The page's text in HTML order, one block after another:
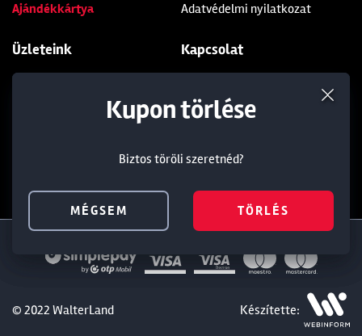
Ajándékkártya
Adatvédelmi nyilatkozat
Üzleteink Kapcsolat
+36 1 284 5283
© 2022 WalterLand Készítette:
Termék törlése a kosárból
Biztos töröli szeretnéd?
MÉGSEM TÖRLÉS
Kedvezmény törlése
Biztos töröli szeretnéd?
MÉGSEM TÖRLÉS
Kupon törlése
Biztos töröli szeretnéd?
MÉGSEM TÖRLÉS